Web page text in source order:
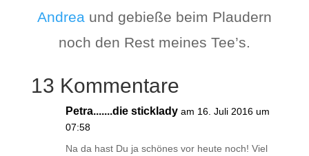
Andrea und gebieße beim Plaudern
noch den Rest meines Tee’s.
13 Kommentare
Petra.......die sticklady am 16. Juli 2016 um
07:58
Na da hast Du ja schönes vor heute noch! Viel